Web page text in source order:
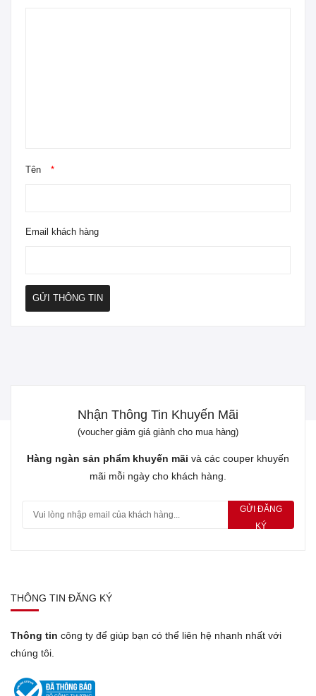
Tên *
Email khách hàng
GỬI THÔNG TIN
Nhận Thông Tin Khuyến Mãi
(voucher giảm giá giành cho mua hàng)
Hàng ngàn sản phẩm khuyến mãi và các couper khuyến
mãi mỗi ngày cho khách hàng.
GỬI ĐĂNG
KÝ
THÔNG TIN ĐĂNG KÝ
Thông tin công ty để giúp bạn có thể liên hệ nhanh nhất với
chúng tôi.